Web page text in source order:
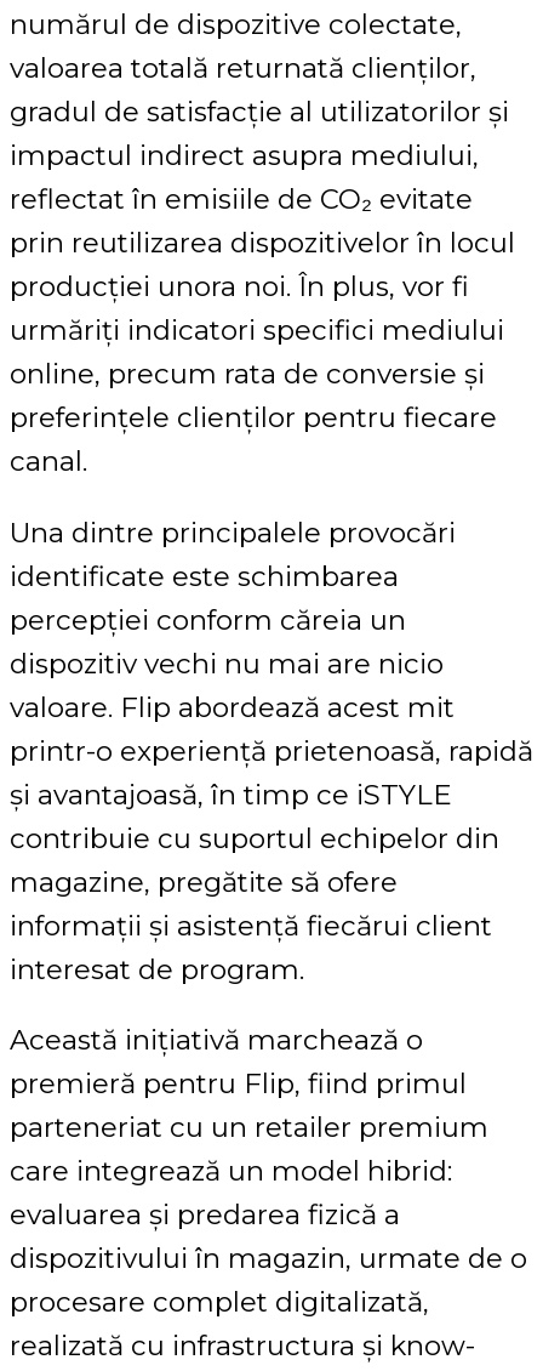
numărul de dispozitive colectate,
valoarea totală returnată clienților,
gradul de satisfacție al utilizatorilor și
impactul indirect asupra mediului,
reflectat în emisiile de CO₂ evitate
prin reutilizarea dispozitivelor în locul
producției unora noi. În plus, vor fi
urmăriți indicatori specifici mediului
online, precum rata de conversie și
preferințele clienților pentru fiecare
canal.
Una dintre principalele provocări
identificate este schimbarea
percepției conform căreia un
dispozitiv vechi nu mai are nicio
valoare. Flip abordează acest mit
printr-o experiență prietenoasă, rapidă
și avantajoasă, în timp ce iSTYLE
contribuie cu suportul echipelor din
magazine, pregătite să ofere
informații și asistență fiecărui client
interesat de program.
Această inițiativă marchează o
premieră pentru Flip, fiind primul
parteneriat cu un retailer premium
care integrează un model hibrid:
evaluarea și predarea fizică a
dispozitivului în magazin, urmate de o
procesare complet digitalizată,
realizată cu infrastructura și know-